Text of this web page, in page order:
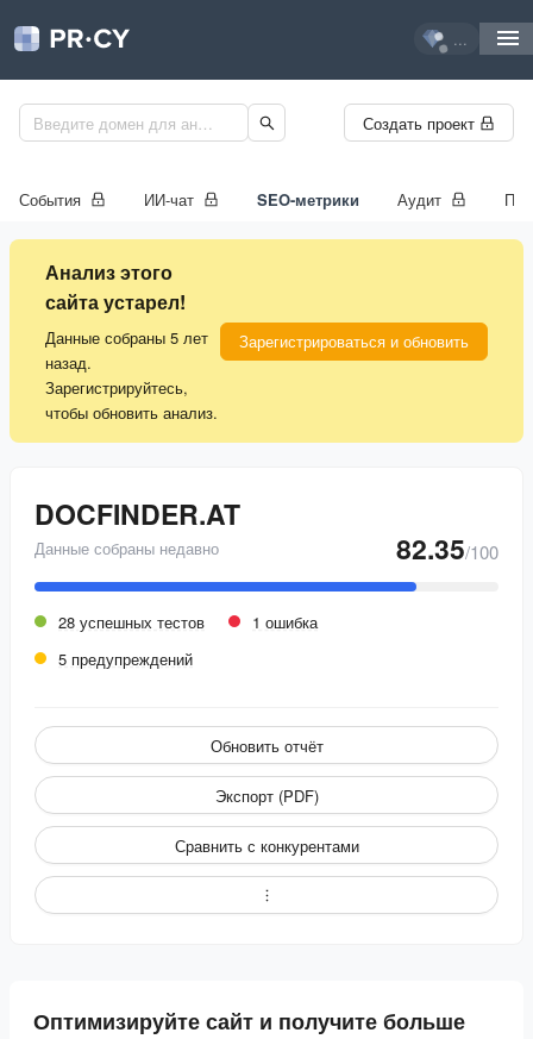
...
Создать проект
События ИИ-чат SEO-метрики Аудит
Анализ этого
сайта устарел!
Данные собраны 5 лет
назад.
Зарегистрируйтесь,
чтобы обновить анализ.
Зарегистрироваться и обновить
DOCFINDER.AT
Данные собраны недавно 82.35/100
28 успешных тестов
1 ошибка
5 предупреждений
Обновить отчёт
Экспорт (PDF)
Сравнить с конкурентами
Оптимизируйте сайт и получите больше